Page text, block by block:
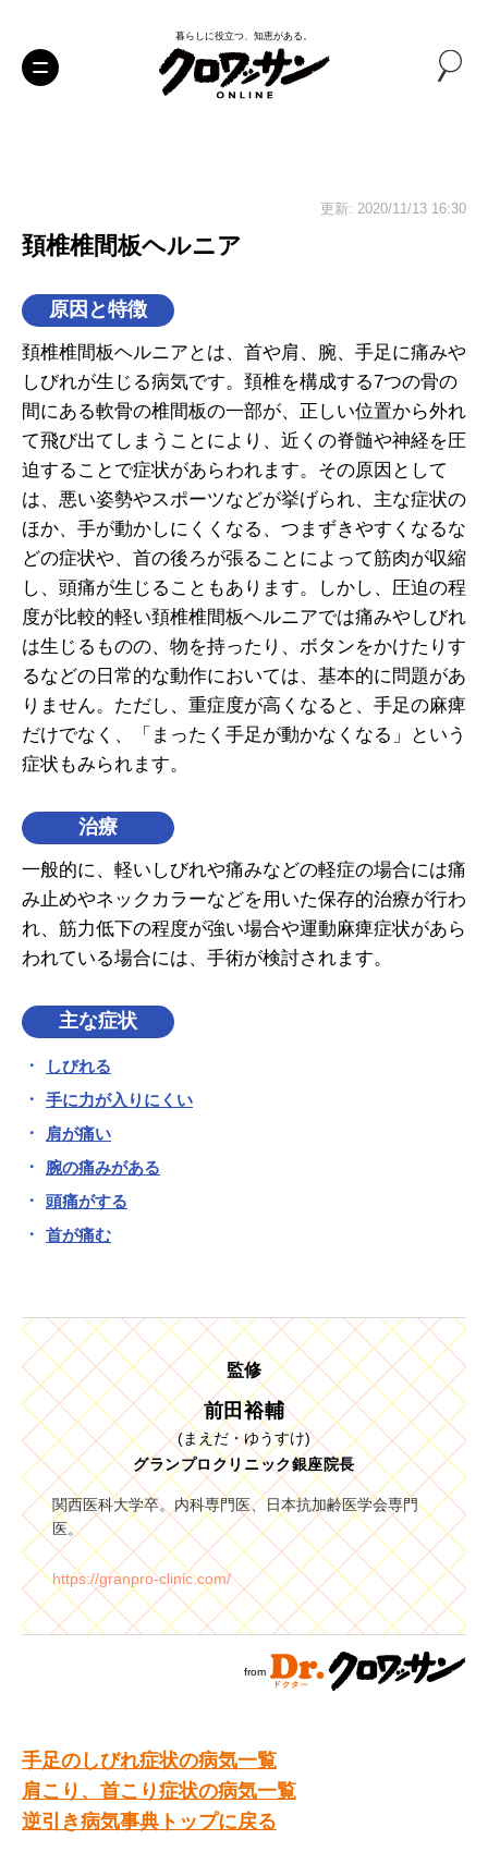
暮らしに役立つ、知恵がある。
更新: 2020/11/13 16:30
頚椎椎間板ヘルニア
原因と特徴
頚椎椎間板ヘルニアとは、首や肩、腕、手足に痛みや
しびれが生じる病気です。頚椎を構成する7つの骨の
間にある軟骨の椎間板の一部が、正しい位置から外れ
て飛び出てしまうことにより、近くの脊髄や神経を圧
迫することで症状があらわれます。その原因として
は、悪い姿勢やスポーツなどが挙げられ、主な症状の
ほか、手が動かしにくくなる、つまずきやすくなるな
どの症状や、首の後ろが張ることによって筋肉が収縮
し、頭痛が生じることもあります。しかし、圧迫の程
度が比較的軽い頚椎椎間板ヘルニアでは痛みやしびれ
は生じるものの、物を持ったり、ボタンをかけたりす
るなどの日常的な動作においては、基本的に問題があ
りません。ただし、重症度が高くなると、手足の麻痺
だけでなく、「まったく手足が動かなくなる」という
症状もみられます。
治療
一般的に、軽いしびれや痛みなどの軽症の場合には痛
み止めやネックカラーなどを用いた保存的治療が行わ
れ、筋力低下の程度が強い場合や運動麻痺症状があら
われている場合には、手術が検討されます。
主な症状
しびれる
手に力が入りにくい
肩が痛い
腕の痛みがある
頭痛がする
首が痛む
監修
前田裕輔
(まえだ・ゆうすけ)
グランプロクリニック銀座院長
関西医科大学卒。内科専門医、日本抗加齢医学会専門
医。
https://granpro-clinic.com/
from
手足のしびれ症状の病気一覧
肩こり、首こり症状の病気一覧
逆引き病気事典トップに戻る